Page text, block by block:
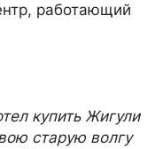
работающий
купить Жигули
старую волгу